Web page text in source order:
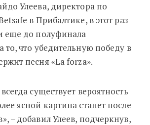
Улеева, директора по
в Прибалтике, в этот раз
еще до полуфинала
то, что убедительную победу в
песня «La forza».
существует вероятность
ясной картина станет после
– добавил Улеев, подчеркнув,